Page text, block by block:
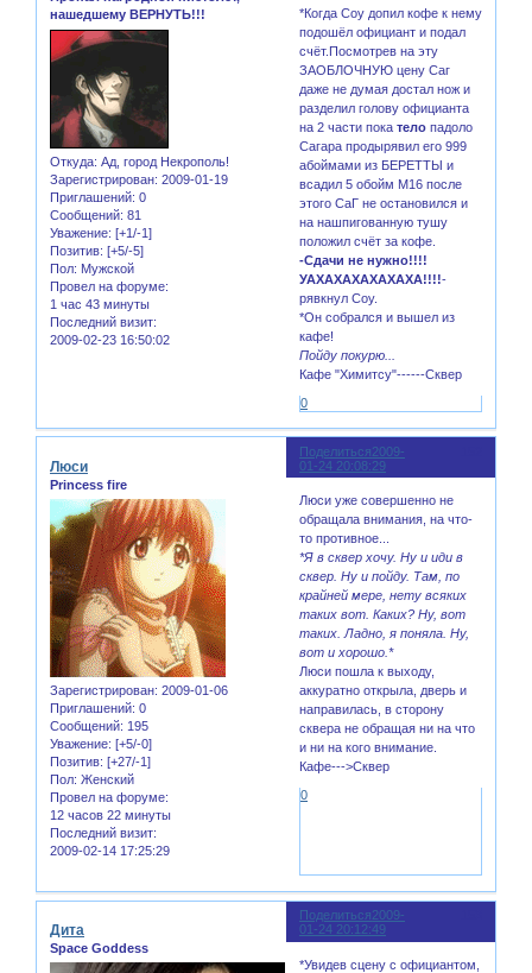
нашедшему ВЕРНУТЬ!!!
Откуда: Ад, город Некрополь!
Зарегистрирован: 2009-01-19
Приглашений: 0
Сообщений: 81
Уважение: [+1/-1]
Позитив: [+5/-5]
Пол: Мужской
Провел на форуме:
1 час 43 минуты
Последний визит:
2009-02-23 16:50:02
*Когда Соу допил кофе к нему
подошёл официант и подал
счёт.Посмотрев на эту
ЗАОБЛОЧНУЮ цену Саг
даже не думая достал нож и
разделил голову официанта
на 2 части покатело падоло
Сагара продырявил его 999
абоймами из БЕРЕТТЫ и
всадил 5 обойм М16 после
этого СаГ не остановился и
на нашпигованную тушу
положил счёт за кофе.
-Сдачи не нужно!!!!
УАХАХАХАХАХАХА!!!!-
рявкнул Соу.
*Он собрался и вышел из
кафе!
Пойду покурю...
Кафе "Химитсу"------Сквер
0
Поделиться2009-
01-24 20:08:29
Люси
Princess fire
Зарегистрирован: 2009-01-06
Приглашений: 0
Сообщений: 195
Уважение: [+5/-0]
Позитив: [+27/-1]
Пол: Женский
Провел на форуме:
12 часов 22 минуты
Последний визит:
2009-02-14 17:25:29
Люси уже совершенно не
обращала внимания, на что-
то противное...
*Я в сквер хочу. Ну и иди в
сквер. Ну и пойду. Там, по
крайней мере, нету всяких
таких вот. Каких? Ну, вот
таких. Ладно, я поняла. Ну,
вот и хорошо.*
Люси пошла к выходу,
аккуратно открыла, дверь и
направилась, в сторону
сквера не обращая ни на что
и ни на кого внимание.
Кафе--->Сквер
0
Поделиться2009-
01-24 20:12:49
Дита
Space Goddess
*Увидев сцену с официантом,